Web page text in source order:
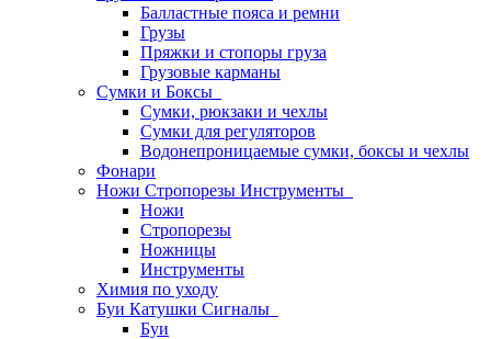
Балластные пояса и ремни
Грузы
Пряжки и стопоры груза
Грузовые карманы
Сумки и Боксы
Сумки, рюкзаки и чехлы
Сумки для регуляторов
Водонепроницаемые сумки, боксы и чехлы
Фонари
Ножи Стропорезы Инструменты
Ножи
Стропорезы
Ножницы
Инструменты
Химия по уходу
Буи Катушки Сигналы
Буи